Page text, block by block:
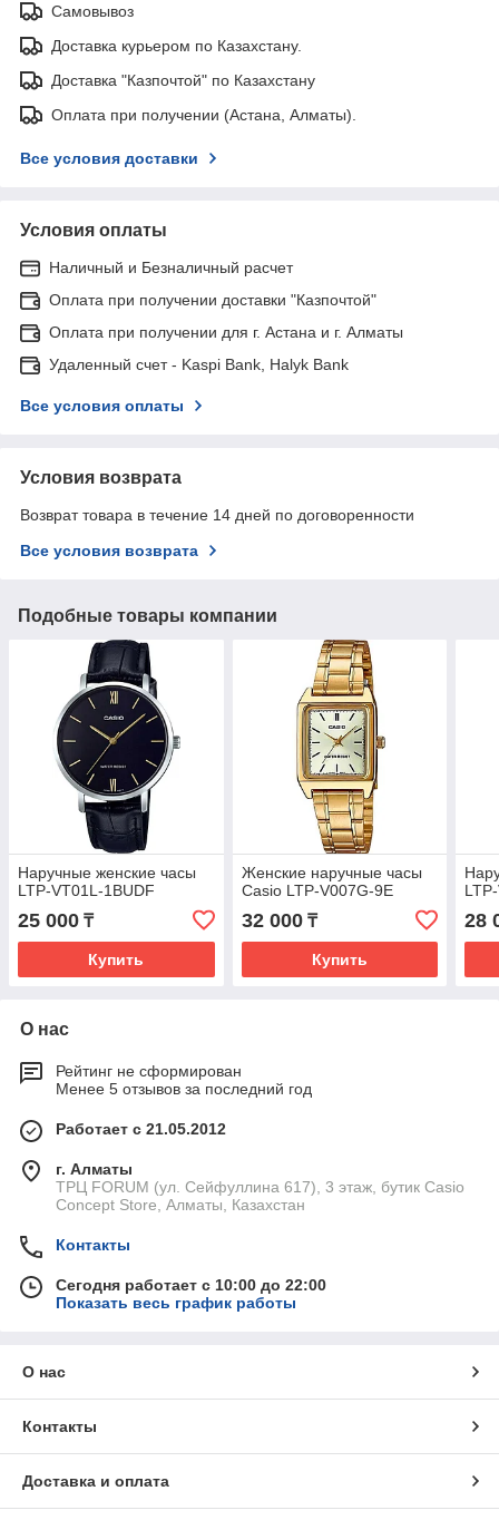
Самовывоз
Доставка курьером по Казахстану.
Доставка "Казпочтой" по Казахстану
Оплата при получении (Астана, Алматы).
Все условия доставки
Условия оплаты
Наличный и Безналичный расчет
Оплата при получении доставки "Казпочтой"
Оплата при получении для г. Астана и г. Алматы
Удаленный счет - Kaspi Bank, Halyk Bank
Все условия оплаты
Условия возврата
Возврат товара в течение 14 дней по договоренности
Все условия возврата
Подобные товары компании
Наручные женские часы
LTP-VT01L-1BUDF
25 000 ₸
Купить
Женские наручные часы
Casio LTP-V007G-9E
32 000₸
Купить
28
О нас
Рейтинг не сформирован
Менее 5 отзывов за последний год
Работает с 21.05.2012
г. Алматы
ТРЦ FORUM (ул. Сейфуллина 617), 3 этаж, бутик Casio
Concept Store, Алматы, Казахстан
Контакты
Сегодня работает с 10:00 до 22:00
Показать весь график работы
О нас
Контакты
Доставка и оплата